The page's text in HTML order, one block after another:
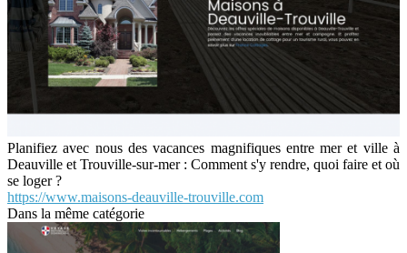
Planifiez avec nous des vacances magnifiques entre mer et ville à
Deauville et Trouville-sur-mer : Comment s'y rendre, quoi faire et où
se loger ?
https://www.maisons-deauville-trouville.com
Dans la même catégorie